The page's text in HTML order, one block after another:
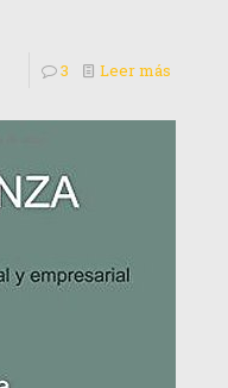
3 Leer más